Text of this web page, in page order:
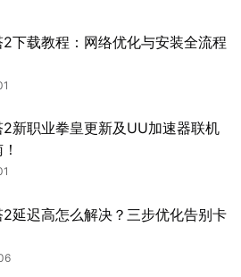
2下载教程：网络优化与安装全流程
2新职业拳皇更新及UU加速器联机
2延迟高怎么解决？三步优化告别卡